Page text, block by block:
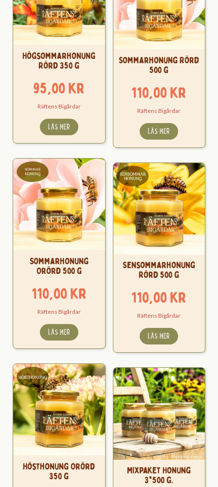
Högsommarhonung
Rörd 350 g
95,00kr
Räftens Bigårdar
LÄS MER
Sommarhonung Rörd
500 g
110,00kr
Räftens Bigårdar
LÄS MER
Sommarhonung
Orörd 500 g
110,00kr
Räftens Bigårdar
LÄS MER
Sensommarhonung
Rörd 500 g
110,00kr
Räftens Bigårdar
LÄS MER
Hösthonung Orörd
350 g
Mixpaket Honung
3*500 g.